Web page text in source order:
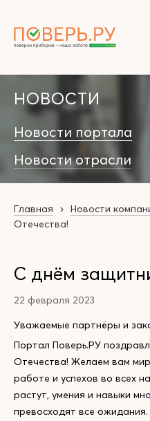
НОВОСТИ
Новости портала
Новости отрасли
Главная Новости
Отечества!
С днём
22 февраля 2023
Уважаемые партнёры и
Портал Поверь.РУ
Отечества! Желаем вам
работе и успехов во всех
растут, умения и навыки
превосходят все